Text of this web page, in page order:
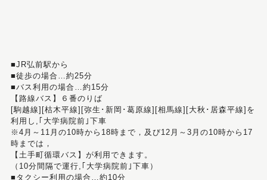
■JR弘前駅から
■徒歩の場合…約25分
■バス利用の場合…約15分
【路線バス】６番のりば
[駒越線][枯木平線][弥生･新岡･葛原線][相馬線][大秋･居森平線]を
利用し,｢大学病院前｣下車
※4月～11月の10時から18時まで，及び12月～3月の10時から17
時までは，
【土手町循環バス】が利用できます。
（10分間隔で運行,｢大学病院前｣下車）
■タクシー利用の場合…約10分